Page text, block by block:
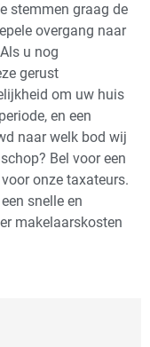
stemmen graag de
overgang naar
u nog
gerust
om uw huis
en een
naar welk bod wij
Bel voor een
onze taxateurs.
snelle en
makelaarskosten